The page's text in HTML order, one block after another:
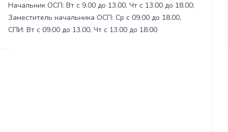
Начальник ОСП: Вт с 9.00 до 13.00, Чт с 13.00 до 18.00;
Заместитель начальника ОСП: Ср с 09.00 до 18.00,
СПИ: Вт с 09.00 до 13.00, Чт с 13.00 до 18.00